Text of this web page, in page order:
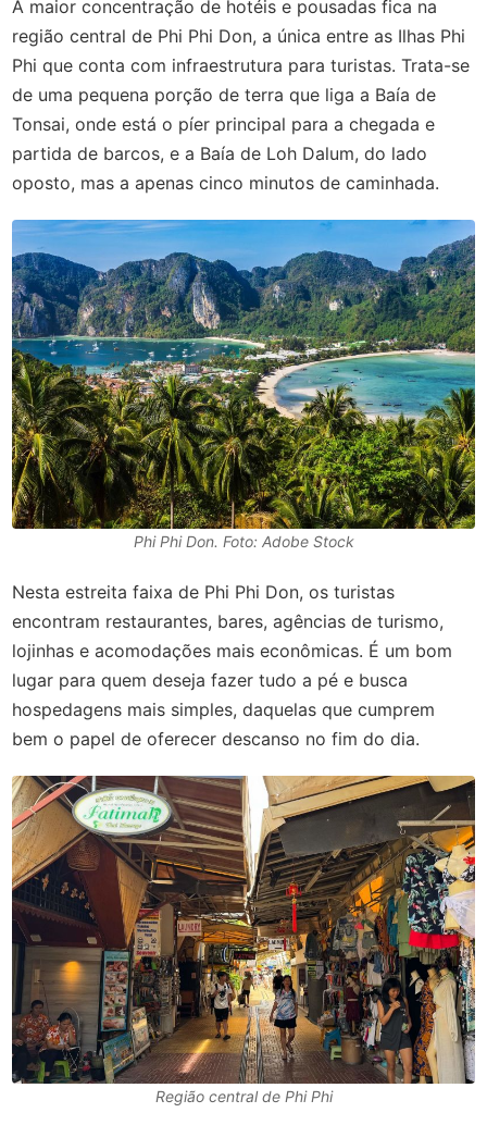
A maior concentração de hotéis e pousadas fica na
região central de Phi Phi Don, a única entre as Ilhas Phi
Phi que conta com infraestrutura para turistas. Trata-se
de uma pequena porção de terra que liga a Baía de
Tonsai, onde está o píer principal para a chegada e
partida de barcos, e a Baía de Loh Dalum, do lado
oposto, mas a apenas cinco minutos de caminhada.
Phi Phi Don. Foto: Adobe Stock
Nesta estreita faixa de Phi Phi Don, os turistas
encontram restaurantes, bares, agências de turismo,
lojinhas e acomodações mais econômicas. É um bom
lugar para quem deseja fazer tudo a pé e busca
hospedagens mais simples, daquelas que cumprem
bem o papel de oferecer descanso no fim do dia.
Região central de Phi Phi